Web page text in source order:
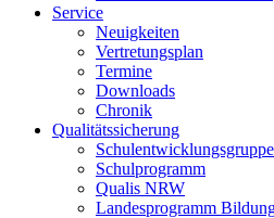
Service
Neuigkeiten
Vertretungsplan
Termine
Downloads
Chronik
Qualitätssicherung
Schulentwicklungsgruppe
Schulprogramm
Qualis NRW
Landesprogramm